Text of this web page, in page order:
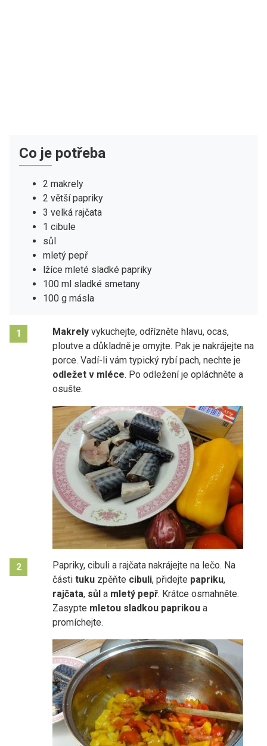
Co je potřeba
2 makrely
2 větší papriky
3 velká rajčata
1 cibule
sůl
mletý pepř
lžíce mleté sladké papriky
100 ml sladké smetany
100 g másla
1 Makrely vykuchejte, odřízněte hlavu, ocas,
ploutve a důkladně je omyjte. Pak je nakrájejte na
porce. Vadí-li vám typický rybí pach, nechte je
odležet v mléce. Po odležení je opláchněte a
osušte.
2
Papriky, cibuli a rajčata nakrájejte na lečo. Na
části tuku zpěňte cibuli, přidejte papriku,
rajčata, sůl a mletý pepř. Krátce osmahněte.
Zasypte mletou sladkou paprikou a
promíchejte.